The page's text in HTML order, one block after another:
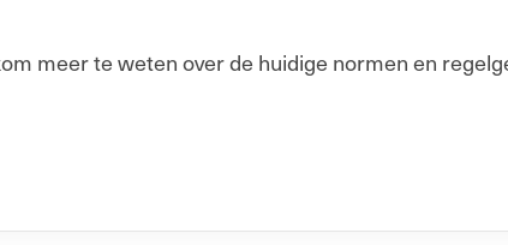
meer te weten over de huidige normen en